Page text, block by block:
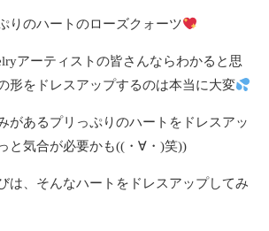
りのハートのローズクォーツ
アーティストの皆さんならわかると思
形をドレスアップするのは本当に大変
があるプリっぷりのハートをドレスアッ
と気合が必要かも((・∀・)笑))
は、そんなハートをドレスアップしてみ